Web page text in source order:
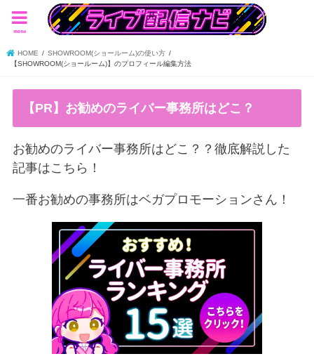
menu
HOME
SHOWROOM(ショールーム)の使い方
【SHOWROOM(ショールーム)】のプロフィール編集方法
【PR】お勧めのライバー事務所はどこ？
お勧めのライバー事務所はどこ？？徹底解説した
記事はこちら！
一番お勧めの事務所はベガプロモーションさん！